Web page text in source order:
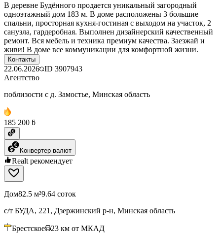
В деревне Будённого продается уникальный загородный
одноэтажный дом 183 м. В доме расположены 3 большие
спальни, просторная кухня-гостиная с выходом на участок, 2
санузла, гардеробная. Выполнен дизайнерский качественный
ремонт. Вся мебель и техника премиум качества. Заезжай и
живи! В доме все коммуникации для комфортной жизни.
Контакты
22.06.2026 ID 3907943
Агентство
поблизости с д. Замостье, Минская область
185 200 ƃ
Конвертер валют
Realt рекомендует
Дом82.5 м²9.64 соток
с/т БУДА, 221, Дзержинский р-н, Минская область
Брестское 23 км от МКАД